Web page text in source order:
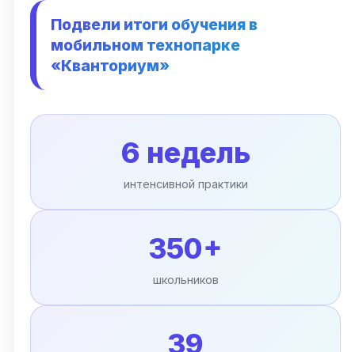
Подвели итоги обучения в
мобильном технопарке
«Кванториум»
6 недель
интенсивной практики
350+
школьников
39